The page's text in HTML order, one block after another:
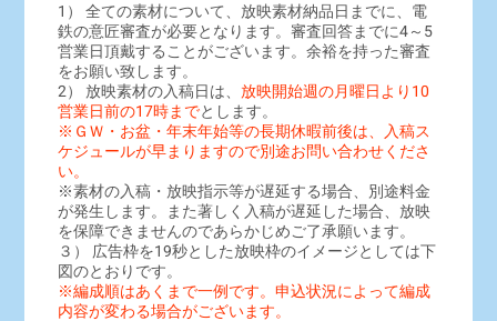
1） 全ての素材について、放映素材納品日までに、電
鉄の意匠審査が必要となります。審査回答までに4～5
営業日頂戴することがございます。余裕を持った審査
をお願い致します。
2） 放映素材の入稿日は、放映開始週の月曜日より10
営業日前の17時までとします。
※ＧＷ・お盆・年末年始等の長期休暇前後は、入稿ス
ケジュールが早まりますので別途お問い合わせくださ
い。
※素材の入稿・放映指示等が遅延する場合、別途料金
が発生します。また著しく入稿が遅延した場合、放映
を保障できませんのであらかじめご了承願います。
３） 広告枠を19秒とした放映枠のイメージとしては下
図のとおりです。
※編成順はあくまで一例です。申込状況によって編成
内容が変わる場合がございます。